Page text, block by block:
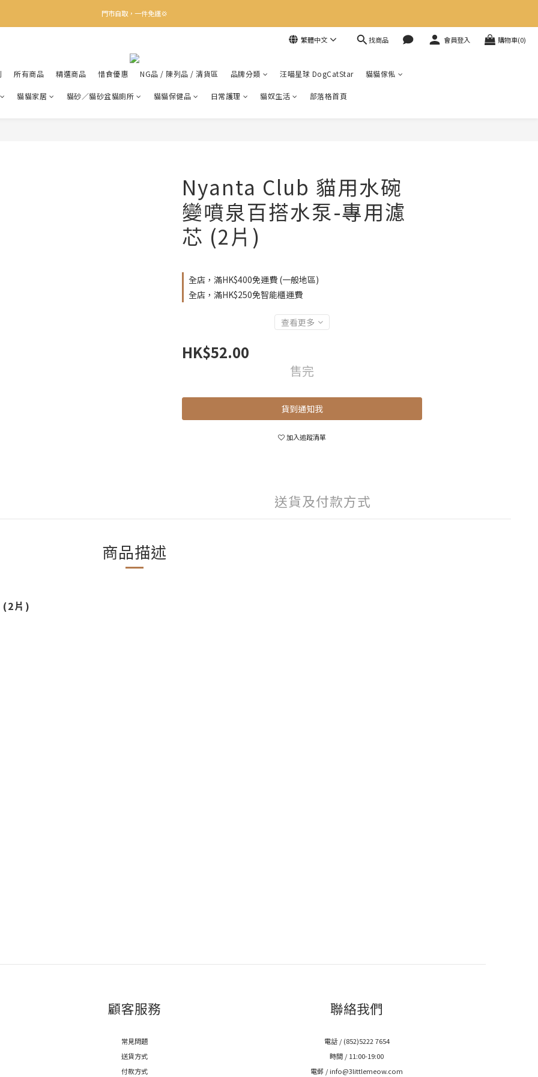
✨下載Three Little Meow App 即享多重禮遇！
門市自取，一件免運💢
繁體中文 找商品 會員登入 購物車(0)
所有商品 精選商品 惜食優惠 NG品 / 陳列品 / 清貨區 品牌分類 汪喵星球 DogCatStar 貓貓傢俬
貓貓家居 貓砂／貓砂盆貓廁所 貓貓保健品 日常護理 貓奴生活 部落格首頁
Nyanta Club 貓用水碗
變噴泉百搭水泵-專用濾
芯 (2片)
全店，滿HK$400免運費 (一般地區)
全店，滿HK$250免智能櫃運費
查看更多
HK$52.00
售完
貨到通知我
加入追蹤清單
送貨及付款方式
商品描述
(2片)
顧客服務
常見問題
送貨方式
付款方式
聯絡我們
電話 / (852)5222 7654
時間 / 11:00-19:00
電郵 / info@3littlemeow.com